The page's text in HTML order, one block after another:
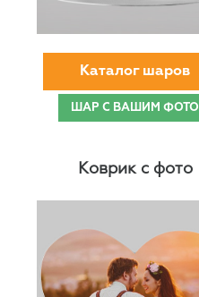
Каталог шаров
ШАР С ВАШИМ ФОТО
Коврик с фото